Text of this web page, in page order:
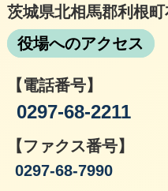
茨城県北相馬郡利根
役場へのアクセス
【電話番号】
0297-68-2211
【ファクス番号】
0297-68-7990